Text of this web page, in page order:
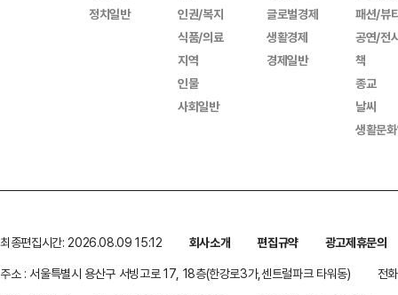
정치일반
인권/복지
식품/의료
지역
인물
사회일반
글로벌경제
생활경제
경제일반
패션/뷰
공연/전
책
종교
날씨
생활문
최종편집시간: 2026.08.09 15:12 회사소개 편집규약
광고제휴문의
주소 : 서울특별시 용산구 서빙고로 17, 18층(한강로3가,센트럴파크 타워동)
전